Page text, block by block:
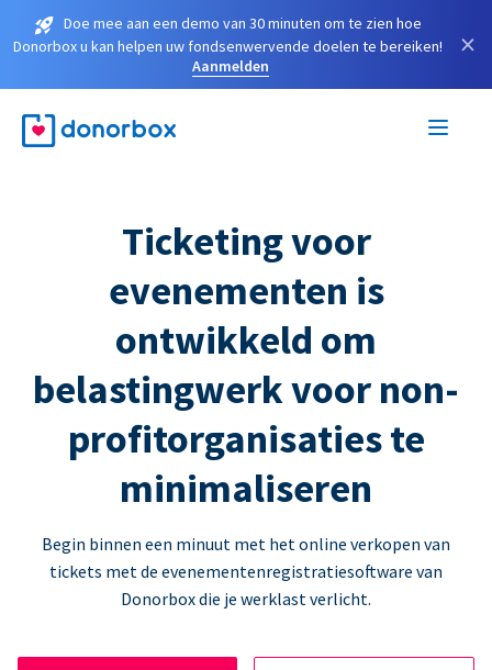
Doe mee aan een demo van 30 minuten om te zien hoe
Donorbox u kan helpen uw fondsenwervende doelen te bereiken!
Aanmelden
×
Ticketing voor
evenementen is
ontwikkeld om
belastingwerk voor non-
profitorganisaties te
minimaliseren
Begin binnen een minuut met het online verkopen van
tickets met de evenementenregistratiesoftware van
Donorbox die je werklast verlicht.